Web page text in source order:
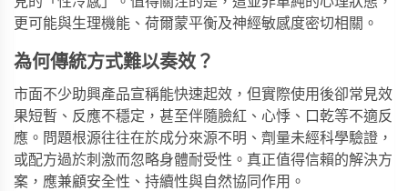
更可能與生理機能、荷爾蒙平衡及神經敏感度密切相關。
為何傳統方式難以奏效？
市面不少助興產品宣稱能快速起效，但實際使用後卻常見效
果短暫、反應不穩定，甚至伴隨臉紅、心悸、口乾等不適反
應。問題根源往往在於成分來源不明、劑量未經科學驗證，
或配方過於刺激而忽略身體耐受性。真正值得信賴的解決方
案，應兼顧安全性、持續性與自然協同作用。